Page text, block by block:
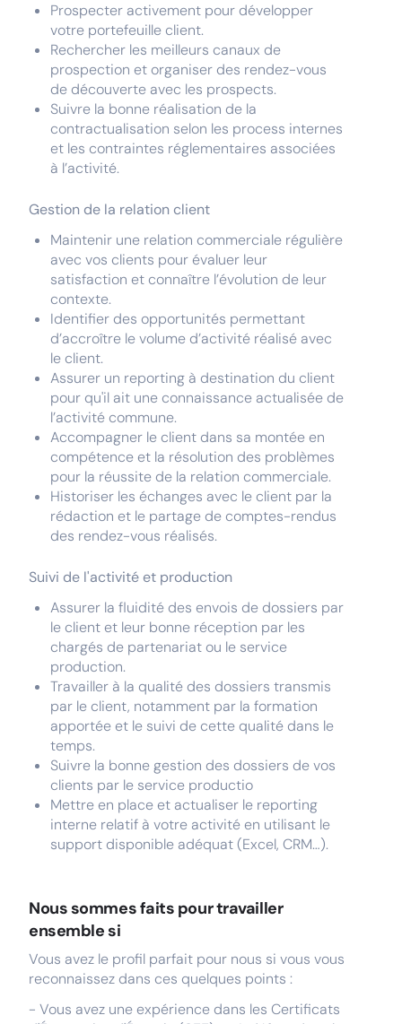
Prospecter activement pour développer
votre portefeuille client.
Rechercher les meilleurs canaux de
prospection et organiser des rendez-vous
de découverte avec les prospects.
Suivre la bonne réalisation de la
contractualisation selon les process internes
et les contraintes réglementaires associées
à l’activité.
Gestion de la relation client
Maintenir une relation commerciale régulière
avec vos clients pour évaluer leur
satisfaction et connaître l’évolution de leur
contexte.
Identifier des opportunités permettant
d’accroître le volume d’activité réalisé avec
le client.
Assurer un reporting à destination du client
pour qu'il ait une connaissance actualisée de
l’activité commune.
Accompagner le client dans sa montée en
compétence et la résolution des problèmes
pour la réussite de la relation commerciale.
Historiser les échanges avec le client par la
rédaction et le partage de comptes-rendus
des rendez-vous réalisés.
Suivi de l'activité et production
Assurer la fluidité des envois de dossiers par
le client et leur bonne réception par les
chargés de partenariat ou le service
production.
Travailler à la qualité des dossiers transmis
par le client, notamment par la formation
apportée et le suivi de cette qualité dans le
temps.
Suivre la bonne gestion des dossiers de vos
clients par le service productio
Mettre en place et actualiser le reporting
interne relatif à votre activité en utilisant le
support disponible adéquat (Excel, CRM…).
Nous sommes faits pour travailler
ensemble si
Vous avez le profil parfait pour nous si vous vous
reconnaissez dans ces quelques points :
- Vous avez une expérience dans les Certificats